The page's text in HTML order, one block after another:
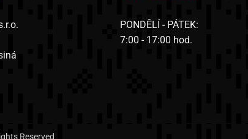
PONDĚLÍ - PÁTEK:
7:00 - 17:00 hod.
Reserved